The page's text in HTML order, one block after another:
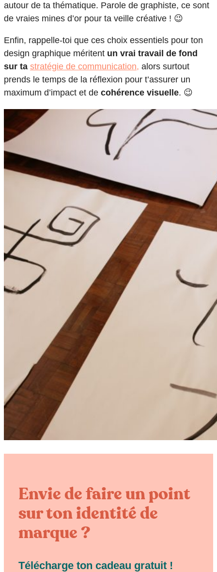
autour de ta thématique. Parole de graphiste, ce sont
de vraies mines d’or pour ta veille créative ! 😉
Enfin, rappelle-toi que ces choix essentiels pour ton
design graphique méritent un vrai travail de fond
sur ta stratégie de communication, alors surtout
prends le temps de la réflexion pour t’assurer un
maximum d’impact et de cohérence visuelle. 😉
Envie de faire un point
sur ton identité de
marque ?
Télécharge ton cadeau gratuit !